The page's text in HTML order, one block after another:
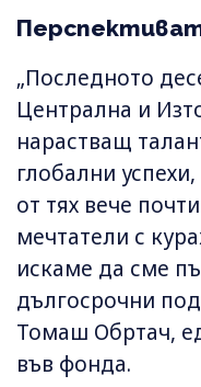
„Последното
Централна и
нарастващ
глобални
от тях вече
мечтатели с
искаме да сме
дългосрочни
Томаш Обртач,
във фонда.